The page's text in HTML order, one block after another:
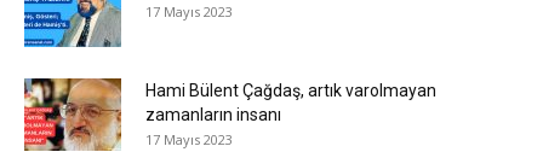
17 Mayıs 2023
Hami Bülent Çağdaş, artık varolmayan
zamanların insanı
17 Mayıs 2023